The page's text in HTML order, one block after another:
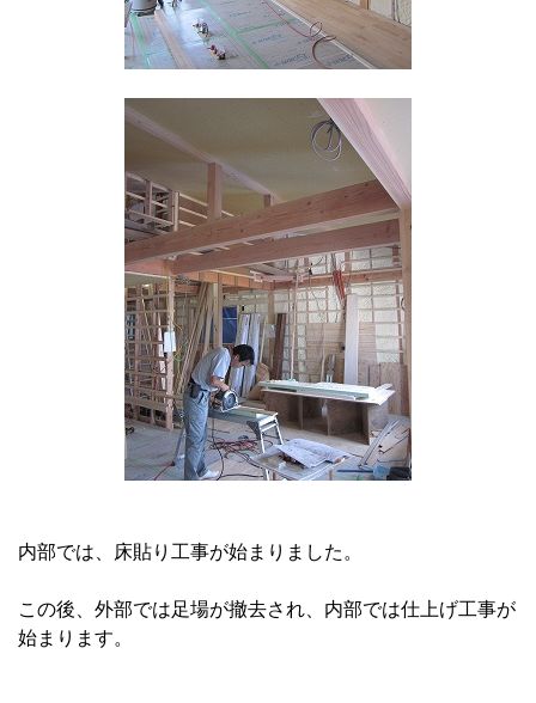
内部では、床貼り工事が始まりました。
この後、外部では足場が撤去され、内部では仕上げ工事が
始まります。